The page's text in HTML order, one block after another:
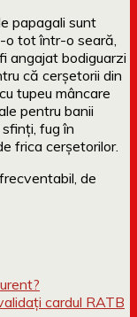
papagali sunt
o tot într-o seară,
angajat bodiguarzi
că cerșetorii din
tupeu mâncare
pentru banii
fug în
frica cerșetorilor.
de
cardul RATB